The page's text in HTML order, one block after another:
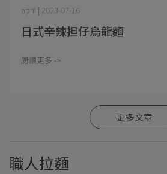
april | 2023-07-16
日式辛辣担仔烏龍麵
閱讀更多 ->
更多文章
職人拉麵